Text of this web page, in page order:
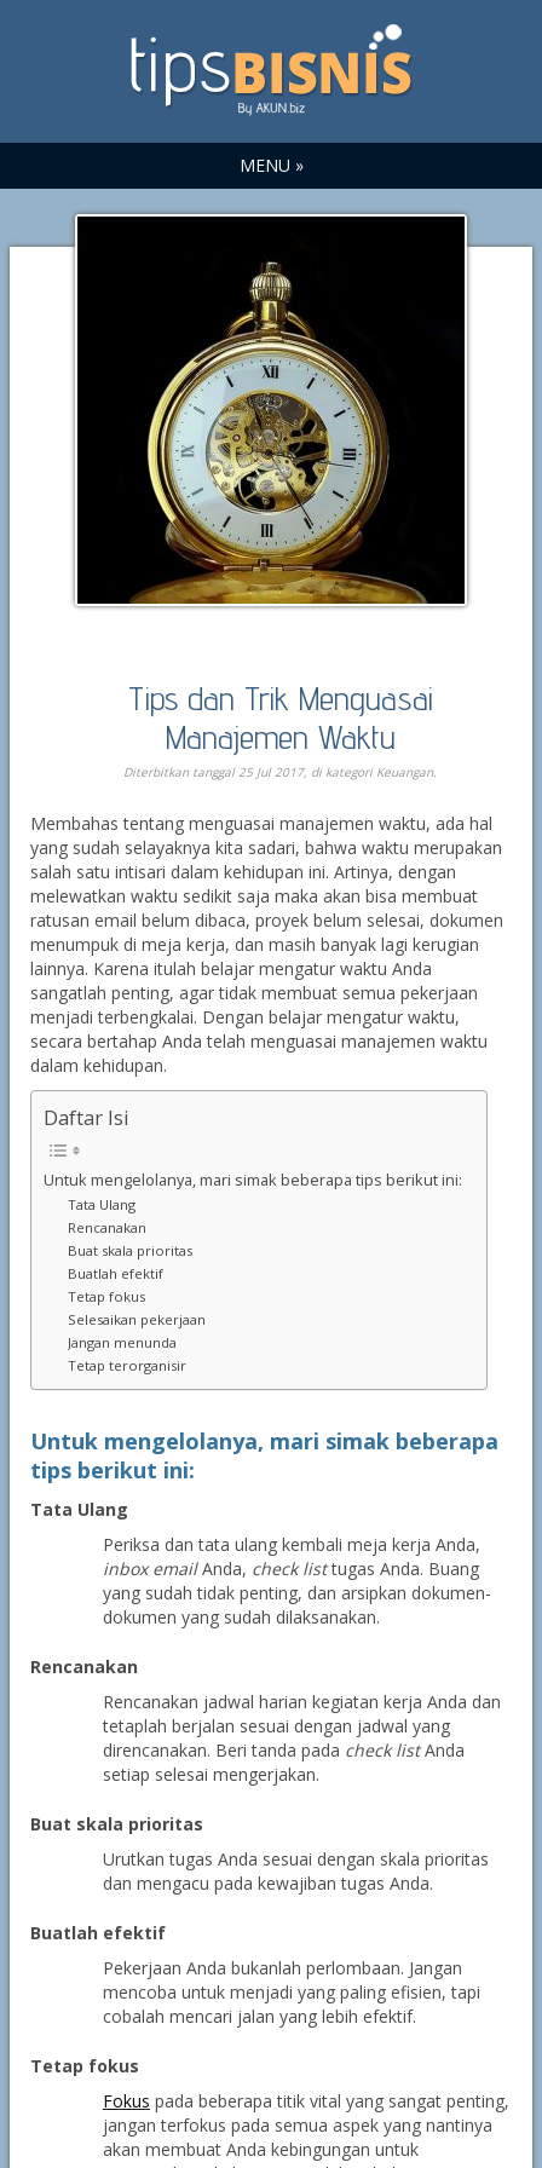
MENU »
Tips dan Trik Menguasai
Manajemen Waktu
Diterbitkan tanggal 25 Jul 2017, di kategori Keuangan.
Membahas tentang menguasai manajemen waktu, ada hal
yang sudah selayaknya kita sadari, bahwa waktu merupakan
salah satu intisari dalam kehidupan ini. Artinya, dengan
melewatkan waktu sedikit saja maka akan bisa membuat
ratusan email belum dibaca, proyek belum selesai, dokumen
menumpuk di meja kerja, dan masih banyak lagi kerugian
lainnya. Karena itulah belajar mengatur waktu Anda
sangatlah penting, agar tidak membuat semua pekerjaan
menjadi terbengkalai. Dengan belajar mengatur waktu,
secara bertahap Anda telah menguasai manajemen waktu
dalam kehidupan.
Daftar Isi
Untuk mengelolanya, mari simak beberapa tips berikut ini:
Tata Ulang
Rencanakan
Buat skala prioritas
Buatlah efektif
Tetap fokus
Selesaikan pekerjaan
Jangan menunda
Tetap terorganisir
Untuk mengelolanya, mari simak beberapa
tips berikut ini:
Tata Ulang
Periksa dan tata ulang kembali meja kerja Anda,
inbox emailAnda, check listtugas Anda. Buang
yang sudah tidak penting, dan arsipkan dokumen-
dokumen yang sudah dilaksanakan.
Rencanakan
Rencanakan jadwal harian kegiatan kerja Anda dan
tetaplah berjalan sesuai dengan jadwal yang
direncanakan. Beri tanda pada check listAnda
setiap selesai mengerjakan.
Buat skala prioritas
Urutkan tugas Anda sesuai dengan skala prioritas
dan mengacu pada kewajiban tugas Anda.
Buatlah efektif
Pekerjaan Anda bukanlah perlombaan. Jangan
mencoba untuk menjadi yang paling efisien, tapi
cobalah mencari jalan yang lebih efektif.
Tetap fokus
Fokus pada beberapa titik vital yang sangat penting,
jangan terfokus pada semua aspek yang nantinya
akan membuat Anda kebingungan untuk